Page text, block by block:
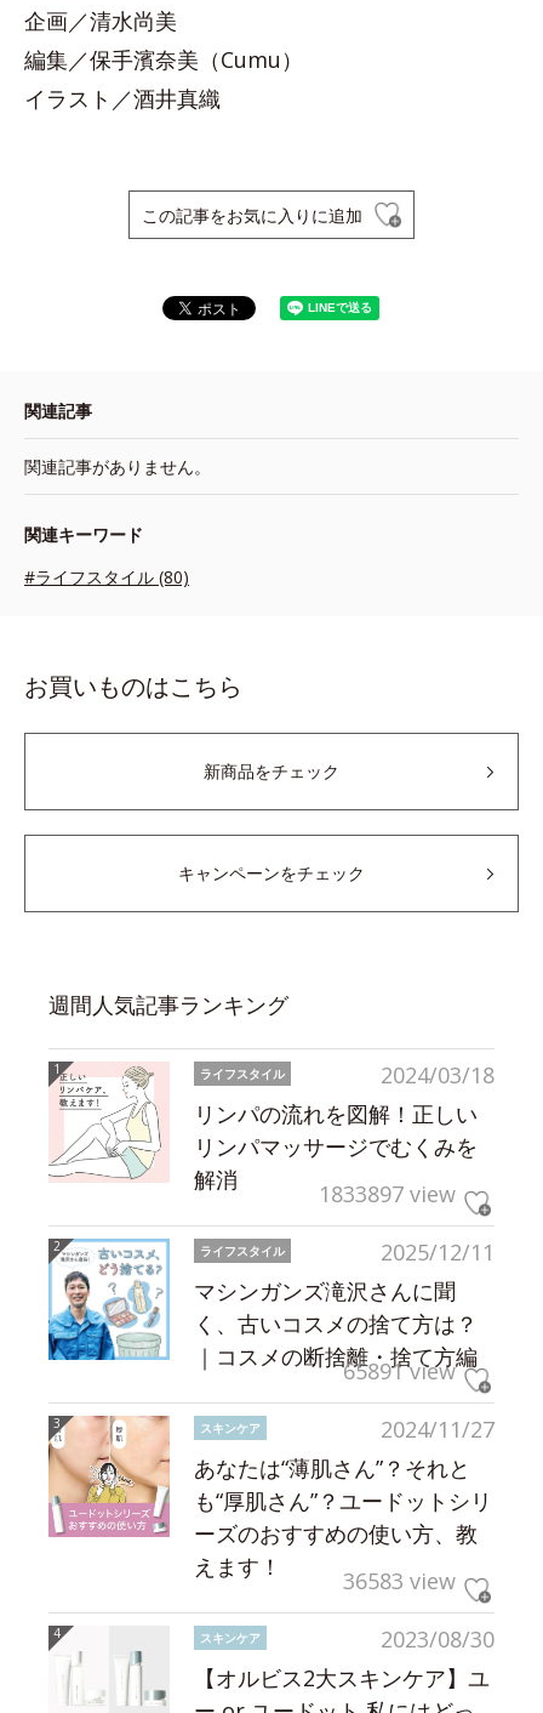
企画／清水尚美
編集／保手濱奈美（Cumu）
イラスト／酒井真織
この記事をお気に入りに追加
関連記事
関連記事がありません。
関連キーワード
#ライフスタイル (80)
お買いものはこちら
新商品をチェック
キャンペーンをチェック
週間人気記事ランキング
2024/03/18
ライフスタイル
リンパの流れを図解！正しい
リンパマッサージでむくみを
解消
1833897 view
2025/12/11
ライフスタイル
マシンガンズ滝沢さんに聞
く、古いコスメの捨て方は？
｜コスメの断捨離・捨て方編
65891 view
2024/11/27
スキンケア
あなたは“薄肌さん”？それと
も“厚肌さん”？ユードットシリ
ーズのおすすめの使い方、教
えます！
36583 view
2023/08/30
スキンケア
【オルビス2大スキンケア】ユ